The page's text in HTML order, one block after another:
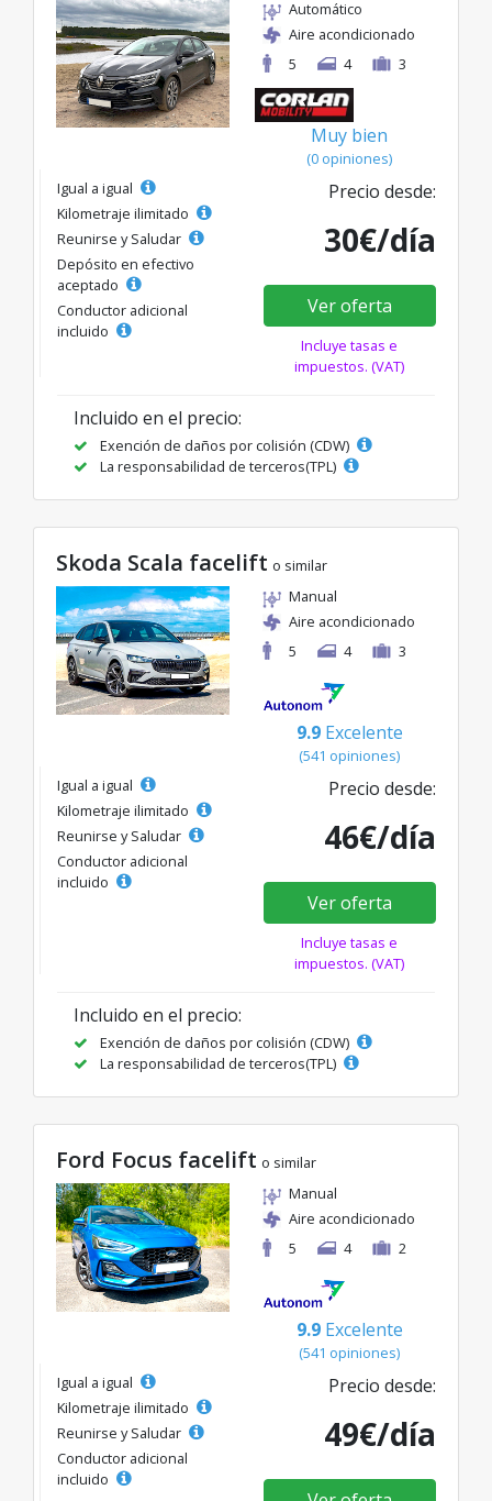
Automático
Aire acondicionado
5
4 3
Muy bien
(0 opiniones)
Igual a igual
Kilometraje ilimitado
Reunirse y Saludar
Depósito en efectivo
aceptado
Conductor adicional
incluido
Precio desde:
30€/día
Ver oferta
Incluye tasas e
impuestos. (VAT)
Incluido en el precio:
Exención de daños por colisión (CDW)
La responsabilidad de terceros(TPL)
Skoda Scala facelift o similar
Manual
Aire acondicionado
5
4 3
9.9 Excelente
(541 opiniones)
Igual a igual
Kilometraje ilimitado
Reunirse y Saludar
Conductor adicional
incluido
Precio desde:
46€/día
Ver oferta
Incluye tasas e
impuestos. (VAT)
Incluido en el precio:
Exención de daños por colisión (CDW)
La responsabilidad de terceros(TPL)
Ford Focus facelift o similar
Manual
Aire acondicionado
5
4 2
9.9 Excelente
(541 opiniones)
Igual a igual
Kilometraje ilimitado
Reunirse y Saludar
Conductor adicional
incluido
Precio desde:
49€/día